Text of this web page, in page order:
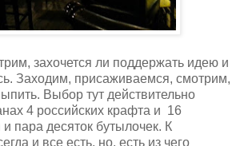
захочется ли поддержать идею и
Заходим, присаживаемся, смотрим,
Выбор тут действительно
4 российских крафта и 16
и пара десяток бутылочек. К
и все есть, но, есть из чего